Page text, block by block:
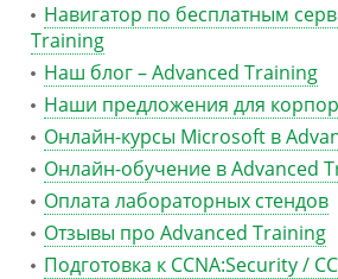
Навигатор по бесплатным
Training
Наш блог – Advanced Training
Наши предложения для
Онлайн-курсы Microsoft в
Онлайн-обучение в Advanced
Оплата лабораторных стендов
Отзывы про Advanced Training
Подготовка к CCNA:Security /